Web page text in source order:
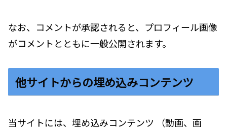
なお、コメントが承認されると、プロフィール画像
がコメントとともに一般公開されます。
他サイトからの埋め込みコンテンツ
当サイトには、埋め込みコンテンツ （動画、画